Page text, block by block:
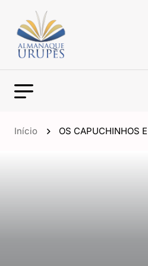
Início OS CAPUCHINHOS